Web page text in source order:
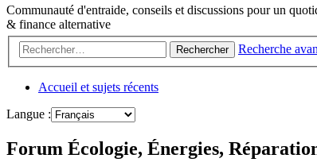
Communauté d'entraide, conseils et discussions pour un
& finance alternative
Rechercher Recherche
Accueil et sujets récents
Langue :
Forum Écologie, Énergies,